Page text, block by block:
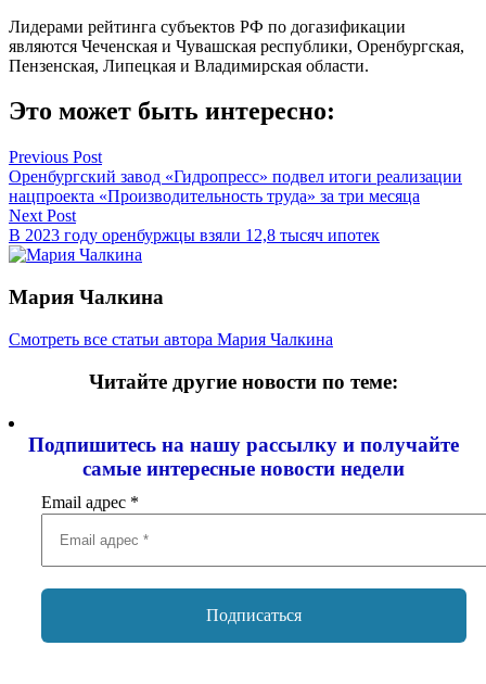
Лидерами рейтинга субъектов РФ по догазификации
являются Чеченская и Чувашская республики, Оренбургская,
Пензенская, Липецкая и Владимирская области.
Это может быть интересно:
Навигация
по
записям
Previous Post
Оренбургский завод «Гидропресс» подвел итоги реализации
нацпроекта «Производительность труда» за три месяца
Next Post
В 2023 году оренбуржцы взяли 12,8 тысяч ипотек
Мария Чалкина
Смотреть все статьи автора Мария Чалкина
Читайте другие новости по теме:
Подпишитесь на нашу рассылку и получайте
самые интересные новости недели
Email адрес *